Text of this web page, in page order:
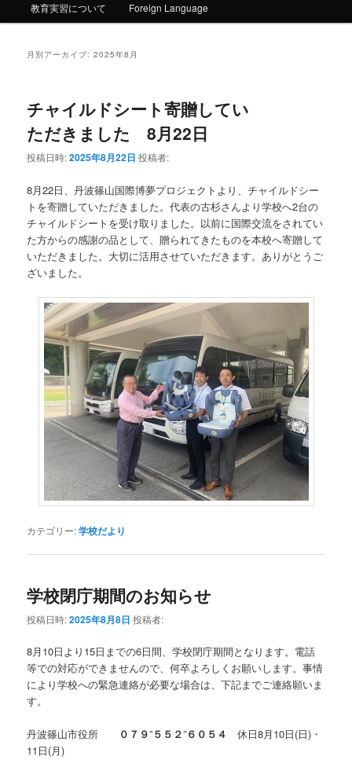
教育実習について Foreign Language
月別アーカイブ:2025年8月
チャイルドシート寄贈してい
ただきました 8月22日
投稿日時:2025年8月22日 投稿者:
8月22日、丹波篠山国際博夢プロジェクトより、チャイルドシー
トを寄贈していただきました。代表の古杉さんより学校へ2台の
チャイルドシートを受け取りました。以前に国際交流をされてい
た方からの感謝の品として、贈られてきたものを本校へ寄贈して
いただきました。大切に活用させていただきます。ありがとうご
ざいました。
カテゴリー:学校だより
学校閉庁期間のお知らせ
投稿日時:2025年8月8日 投稿者:
8月10日より15日までの6日間、学校閉庁期間となります。電話
等での対応ができませんので、何卒よろしくお願いします。事情
により学校への緊急連絡が必要な場合は、下記までご連絡願いま
す。
丹波篠山市役所 ０７９⁻５５２⁻６０５４
休日8月10日(日)・
11日(月)